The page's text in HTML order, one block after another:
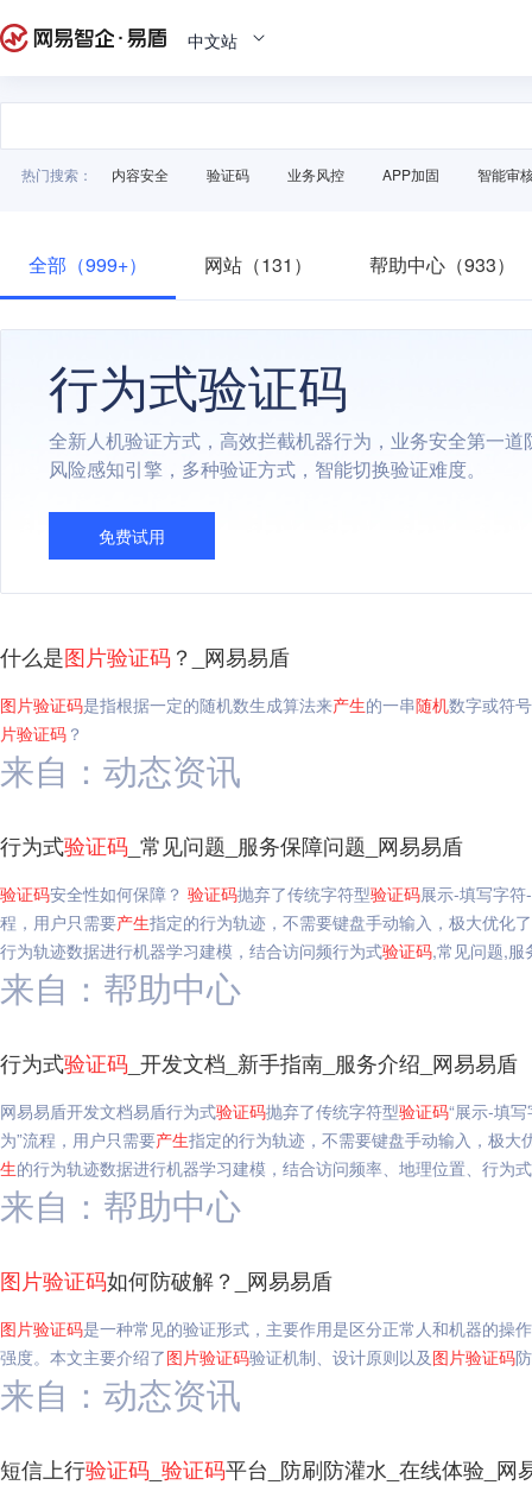
中文站
热门搜索： 内容安全 验证码 业务风控 APP加固 智能审
全部（999+） 网站（131） 帮助中心（933）
行为式验证码
全新人机验证方式，高效拦截机器行为，业务安全第一道
风险感知引擎，多种验证方式，智能切换验证难度。
免费试用
什么是图片验证码 ？_网易易盾
图片验证码是指根据一定的随机数生成算法来产生的一串随机数字或符
片验证码 ？
来自：动态资讯
行为式验证码 _常见问题_服务保障问题_网易易盾
验证码安全性如何保障？ 验证码抛弃了传统字符型验证码展示-填写字
程，用户只需要产生指定的行为轨迹，不需要键盘手动输入，极大优化
行为轨迹数据进行机器学习建模，结合访问频行为式验证码,常见问题,服
来自：帮助中心
行为式验证码 _开发文档_新手指南_服务介绍_网易易盾
网易易盾开发文档易盾行为式验证码抛弃了传统字符型验证码“展示-填
为”流程，用户只需要产生指定的行为轨迹，不需要键盘手动输入，极大
生的行为轨迹数据进行机器学习建模，结合访问频率、地理位置、行为式
来自：帮助中心
图片验证码如何防破解？_网易易盾
图片验证码是一种常见的验证形式，主要作用是区分正常人和机器的操
强度。本文主要介绍了图片验证码验证机制、设计原则以及图片验证码
来自：动态资讯
短信上行验证码 验证码平台_防刷防灌水_在线体验_网